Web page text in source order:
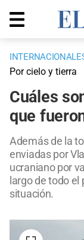
Por cielo y tierra
Cuáles
que
Además de la
enviadas por
ucraniano por
largo de todo
situación.